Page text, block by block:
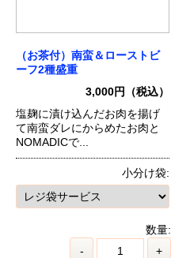
（お茶付）南蛮＆ローストビ
ーフ2種盛重
3,000円（税込）
塩麹に漬け込んだお肉を揚げ
て南蛮ダレにからめたお肉と
NOMADICで...
小分け袋:
数量:
-
+